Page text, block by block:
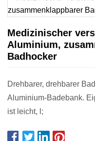
Medizinischer
Aluminium,
Badhocker
Drehbarer, drehbarer
Aluminium-Badebank.
ist leicht, l;